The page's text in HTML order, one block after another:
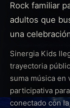
Rock familiar
adultos que
una
Sinergia Kids
trayectoria
suma música en
participativa
conectado con